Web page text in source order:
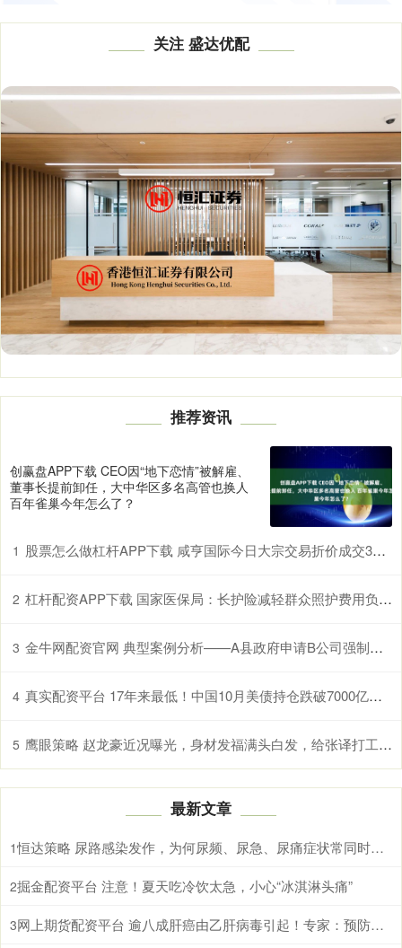
关注 盛达优配
推荐资讯
创赢盘APP下载 CEO因“地下恋情”被解雇、
董事长提前卸任，大中华区多名高管也换人
百年雀巢今年怎么了？
1 股票怎么做杠杆APP下载 咸亨国际今日大宗交易折价成交359.4万股，成交额5337.12万元
2 杠杆配资APP下载 国家医保局：长护险减轻群众照护费用负担超千亿元
3 金牛网配资官网 典型案例分析——A县政府申请B公司强制清算案
4 真实配资平台 17年来最低！中国10月美债持仓跌破7000亿美元大关
5 鹰眼策略 赵龙豪近况曝光，身材发福满头白发，给张译打工，早已获得新身份
最新文章
1 恒达策略 尿路感染发作，为何尿频、尿急、尿痛症状常同时出现
2掘金配资平台 注意！夏天吃冷饮太急，小心“冰淇淋头痛”
3 网上期货配资平台 逾八成肝癌由乙肝病毒引起！专家：预防乙肝病毒感染，接种疫苗最有效